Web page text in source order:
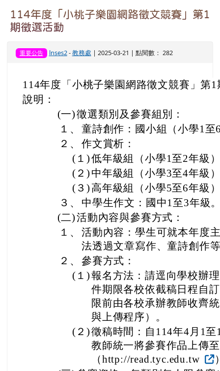
上中區域內容
跑馬燈
歡迎蒞臨龍壽國小
本校115學年為空間充裕學校，1-6年級設籍
主內容區域
本站消息
114年度「小桃子樂園網路徵文競賽」第1
期徵選活動
教務處 | 2025-03-21 | 點閱數： 282
114年度「小桃子樂園網路徵文競賽」第
(一)
徵選類別及參賽組別：
童詩創作：國小組（小學1至
２、 作文賞析：
(１)低年級組（小學1至2年級
中年級組（小學3至4年級
高年級組（小學5至6年級
中學生作文：國中1至3年級
(二) 活動內容與參賽方式：
活動內容：學生可就本年度
法透過文章寫作、童詩創作
頁尾區域